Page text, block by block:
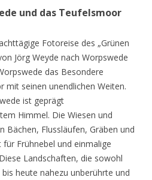
und das Teufelsmoor
Fotoreise des „Grünen
Jörg Weyde nach Worpswede
das Besondere
mit seinen unendlichen Weiten.
ist geprägt
Himmel. Die Wiesen und
Bächen, Flussläufen, Gräben und
Frühnebel und einmalige
Landschaften, die sowohl
heute nahezu unberührte und